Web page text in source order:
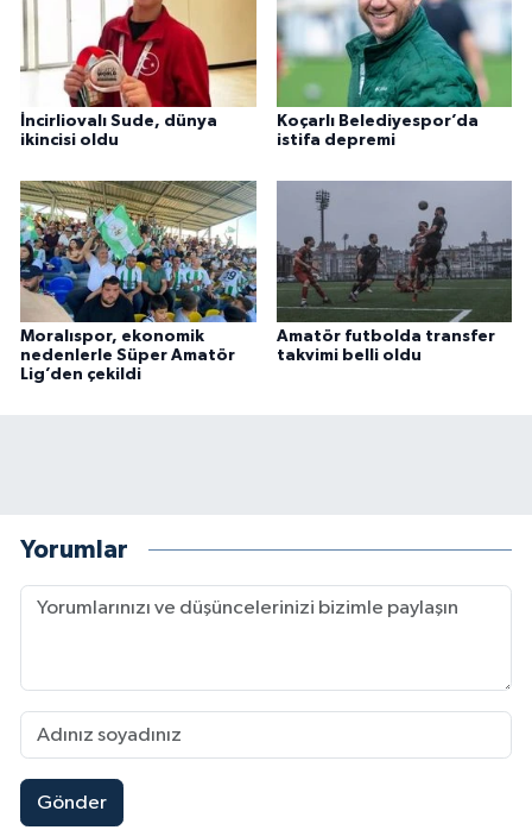
İncirliovalı Sude, dünya
ikincisi oldu
Koçarlı Belediyespor’da
istifa depremi
Moralıspor, ekonomik
nedenlerle Süper Amatör
Lig’den çekildi
Amatör futbolda transfer
takvimi belli oldu
Yorumlar
Gönder